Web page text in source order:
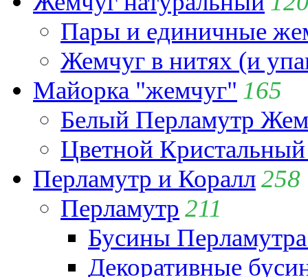
Пары и единичные
Жемчуг в нитях (и
Майорка "жемчуг" 165
Белый Перламутр
Цветной
Перламутр и Коралл258
Перламутр 211
Бусины
Декоративные